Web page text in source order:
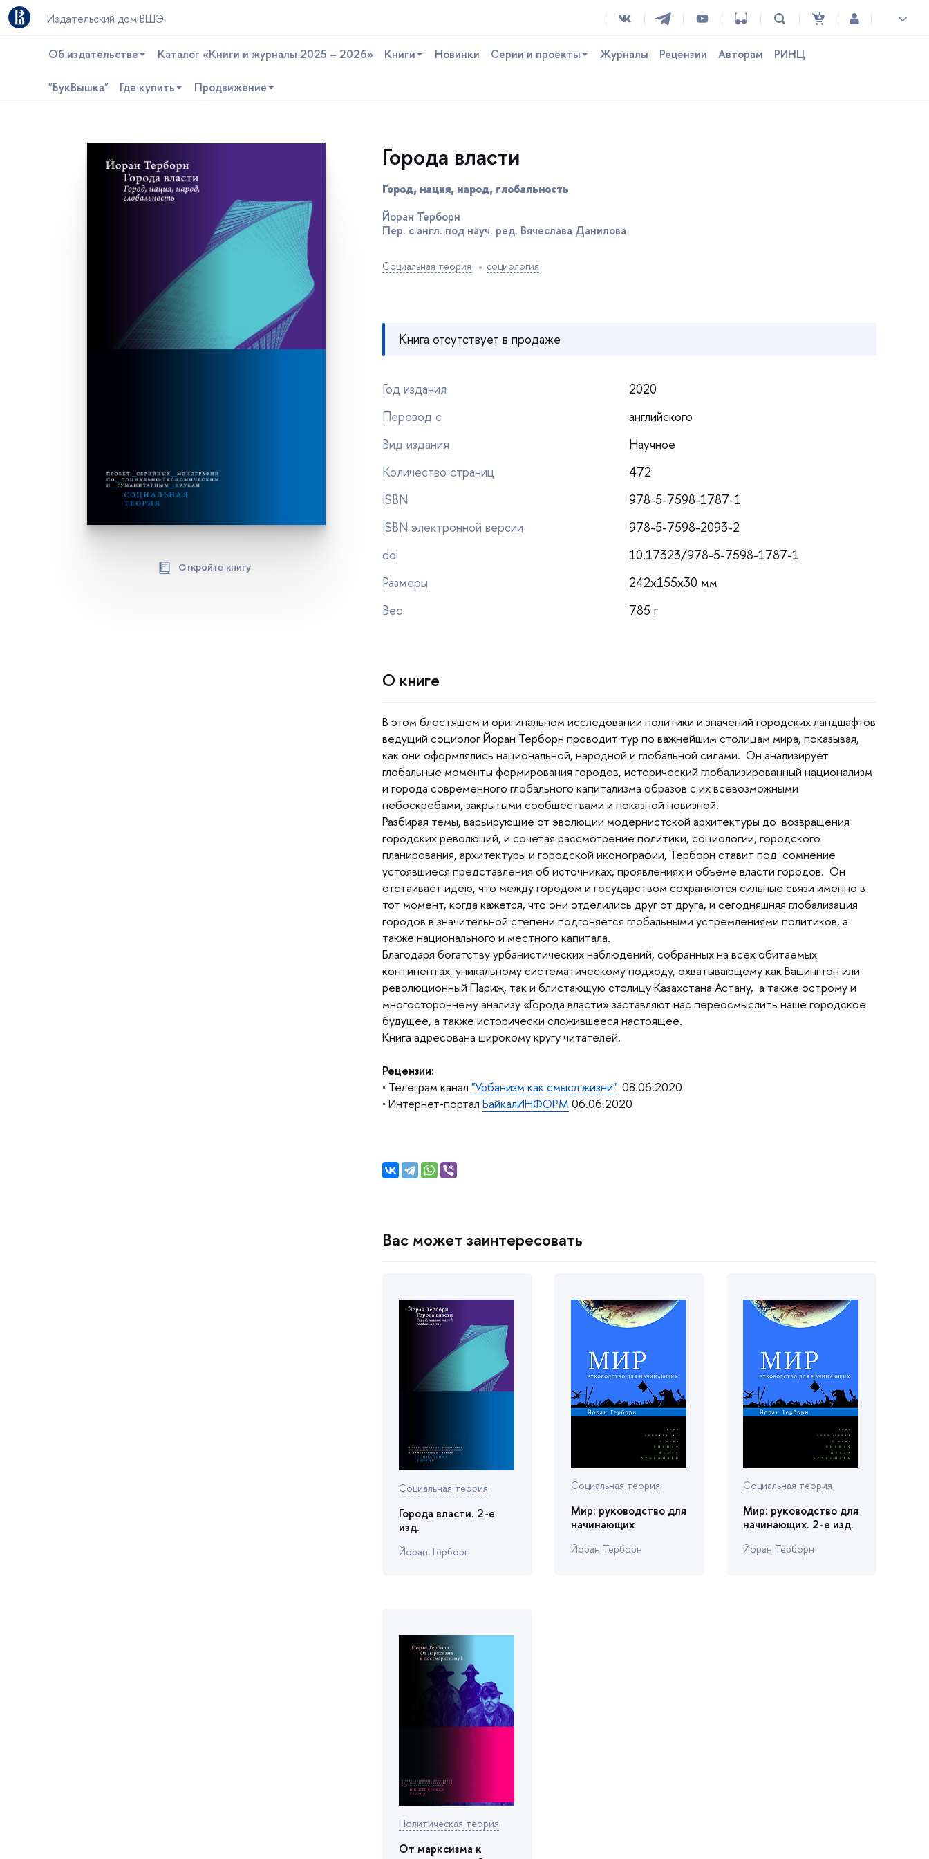
Издательский дом ВШЭ
Об издательстве Каталог «Книги и журналы 2025 – 2026» Книги Новинки Серии и проекты Журналы Рецензии Авторам РИНЦ
"БукВышка" Где купить Продвижение
Откройте книгу
Города власти
Город, нация, народ, глобальность
Йоран Терборн
Пер. с англ. под науч. ред. Вячеслава Данилова
Социальная теория социология
Книга отсутствует в продаже
Год издания
2020
Перевод с
английского
ид издания
Научное
Количество страниц
472
ISBN
978-5-7598-1787-1
ISBN электронной версии
978-5-7598-2093-2
doi
10.17323/978-5-7598-1787-1
Размеры
242x155x30 мм
ес
785
О книге
этом блестящем и оригинальном исследовании политики и значений городских ландшафто
едущий социолог Йоран Терборн проводит тур по важнейшим столицам мира, показывая,
как они оформлялись национальной, народной и глобальной силами. Он анализирует
лобальные моменты формирования городов, исторический глобализированный национализм
и города современного глобального капитализма образов с их всевозможными
небоскребами, закрытыми сообществами и показной новизной.
Разбирая темы, варьирующие от эволюции модернистской архитектуры до возвращения
ородских революций, и сочетая рассмотрение политики, социологии, городского
планирования, архитектуры и городской иконографии, Терборн ставит под сомнение
устоявшиеся представления об источниках, проявлениях и объеме власти городов. Он
отстаивает идею, что между городом и государством сохраняются сильные связи именно
тот момент, когда кажется, что они отделились друг от друга, и сегодняшняя глобализация
ородов в значительной степени подгоняется глобальными устремлениями политиков, а
также национального и местного капитала.
Благодаря богатству урбанистических наблюдений, собранных на всех обитаемых
континентах, уникальному систематическому подходу, охватывающему как Вашингтон или
революционный Париж, так и блистающую столицу Казахстана Астану, а также острому и
многостороннему анализу «Города власти» заставляют нас переосмыслить наше городское
удущее, а также исторически сложившееся настоящее.
Книга адресована широкому кругу читателей.
Рецензии:
• Телеграм канал "Урбанизм как смысл жизни"08.06.2020
• Интернет-портал БайкалИНФОРМ 06.06.2020
ас может заинтересовать
Социальная теория
Города власти. 2-е
изд.
Йоран Терборн
Социальная теория
Мир: руководство для
начинающих
Йоран Терборн
Социальная теория
Мир: руководство для
начинающих. 2-е изд.
Йоран Терборн
Политическая теория
От марксизма к